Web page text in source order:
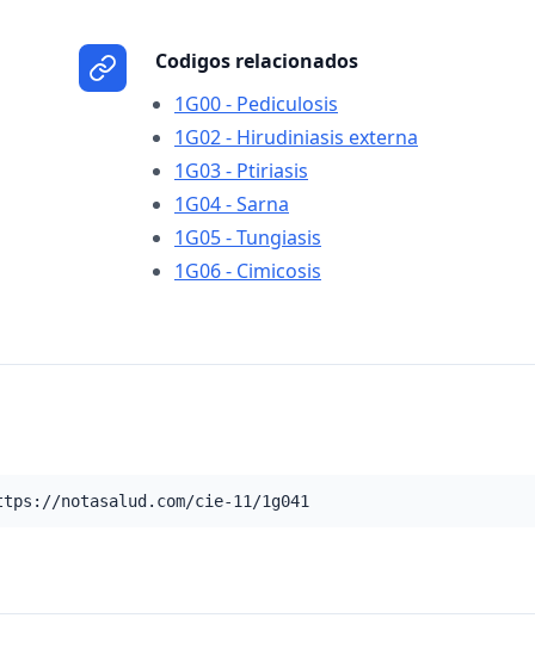
Codigos relacionados
1G00 - Pediculosis
1G02 - Hirudiniasis externa
1G03 - Ptiriasis
1G04 - Sarna
1G05 - Tungiasis
1G06 - Cimicosis
notasalud.com/cie-11/1g041